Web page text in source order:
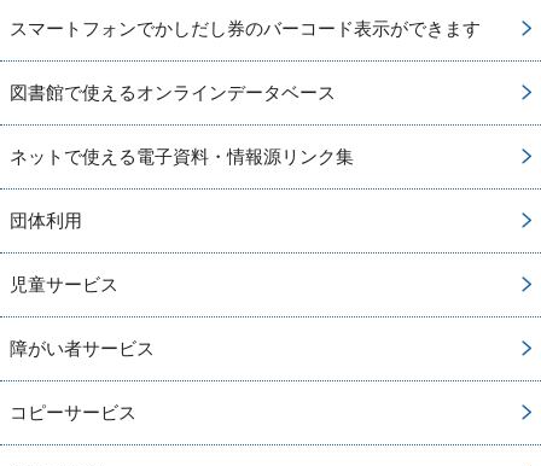
スマートフォンでかしだし券のバーコード表示ができます
図書館で使えるオンラインデータベース
ネットで使える電子資料・情報源リンク集
団体利用
児童サービス
障がい者サービス
コピーサービス